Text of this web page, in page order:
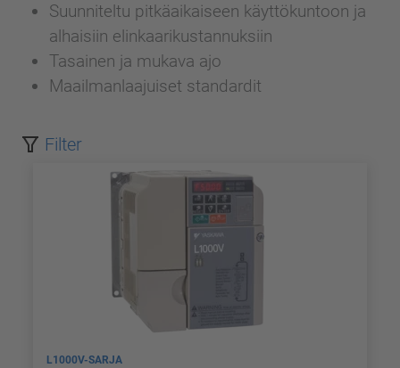
Suunniteltu pitkäaikaiseen käyttökuntoon ja
alhaisiin elinkaarikustannuksiin
Tasainen ja mukava ajo
Maailmanlaajuiset standardit
Filter
L1000V-SARJA